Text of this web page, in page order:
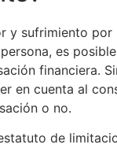
y sufrimiento por
es
financiera.
en cuenta al
o no.
de